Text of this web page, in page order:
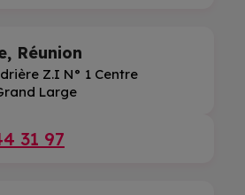
Réunion
Z.I N° 1 Centre
Large
31 97